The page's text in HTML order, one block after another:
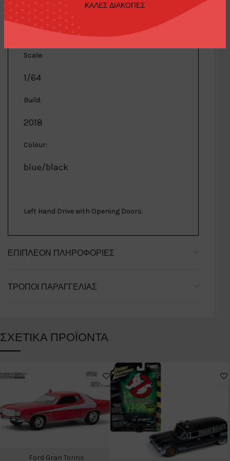
ΚΑΛΕΣ ΔΙΑΚΟΠΕΣ
Manufacturer:
BM Creations
Scale:
1/64
Build:
2018
Colour:
blue/black
Left Hand Drive with Opening Doors.
ΕΠΙΠΛΈΟΝ ΠΛΗΡΟΦΟΡΊΕΣ
ΤΡΌΠΟΙ ΠΑΡΑΓΓΕΛΊΑΣ
ΣΧΕΤΙΚΆ ΠΡΟΪΌΝΤΑ
Ford Gran Torino